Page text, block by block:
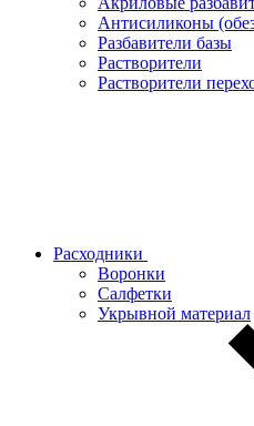
Антисиликоны
Разбавители базы
Растворители
Растворители
Расходники
Воронки
Салфетки
Укрывной материал